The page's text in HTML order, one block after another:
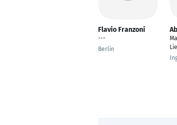
Flavio Franzoni
---
Berlin